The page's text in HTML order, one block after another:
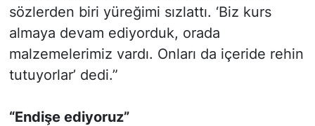
sözlerden biri yüreğimi sızlattı. ‘Biz kurs
almaya devam ediyorduk, orada
malzemelerimiz vardı. Onları da içeride rehin
tutuyorlar’ dedi.”
“Endişe ediyoruz”